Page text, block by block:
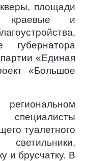
площади
краевые и
губернатора
«Единая
«Большое
туалетного
и брусчатку. В